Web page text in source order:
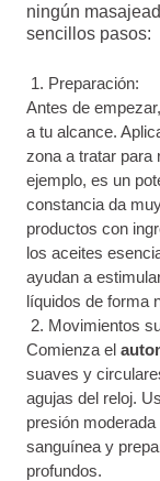
ningún
sencillos pasos:
Preparación:
Antes de
a tu alcance.
zona a tratar para
ejemplo, es un
constancia da
productos con
los aceites
ayudan a
líquidos de forma
Movimientos
Comienza el
suaves y
agujas del reloj.
presión
sanguínea y
profundos.